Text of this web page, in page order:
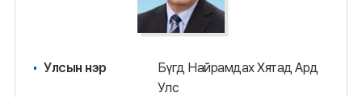
Улсын нэр
Бүгд Найрамдах Хятад Ард
Улс